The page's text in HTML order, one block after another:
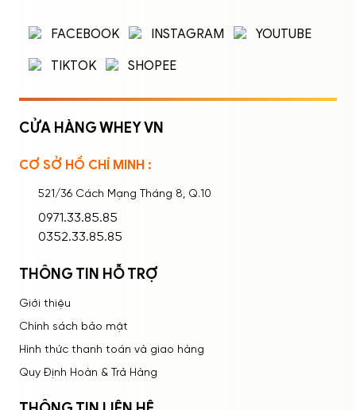
Nhập tên đăng nhập/email và mật khẩu để
Ghi nhớ mật khẩu
FACEBOOK INSTAGRAM
YOUTUBE
TIKTOK
SHOPEE
CỬA HÀNG WHEY VN
CƠ SỞ HỒ CHÍ MINH :
521/36 Cách Mạng Tháng 8, Q.10
0971.33.85.85
0352.33.85.85
THÔNG TIN HỖ TRỢ
Giới thiệu
Chính sách bảo mật
Hình thức thanh toán và giao hàng
Quy Định Hoàn & Trả Hàng